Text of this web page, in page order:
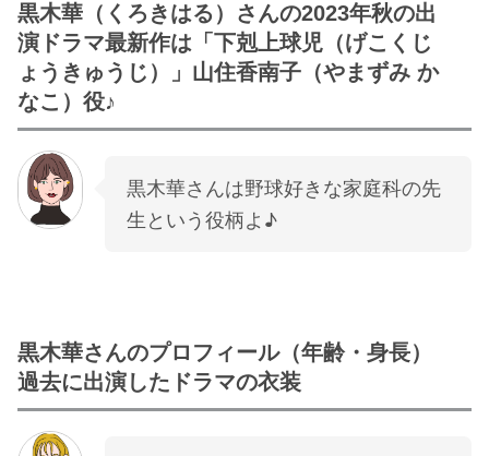
・トリンドル玲奈
・ 深田恭子
・ 芳根京子
・北川景子
・橋本環奈
【よく検索されてる男性芸能人】
松村北斗
・赤楚衛二
・木村拓哉（キムタク）
・佐藤健
黒木華（くろきはる）さんの2023年秋の出
演ドラマ最新作は「下剋上球児（げこくじ
ょうきゅうじ）」山住香南子（やまずみ か
なこ）役♪
黒木華さんは野球好きな家庭科の先
生という役柄よ♪
黒木華さんのプロフィール（年齢・身長）
過去に出演したドラマの衣装